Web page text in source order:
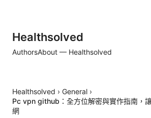
Healthsolved
AuthorsAbout — Healthsolved
Healthsolved › General ›
Pc vpn github：全方位解密與實作指南，
網